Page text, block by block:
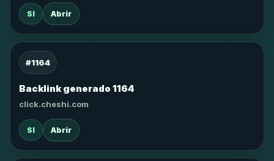
SI Abrir
#1164
Backlink generado 1164
click.cheshi.com
SI Abrir